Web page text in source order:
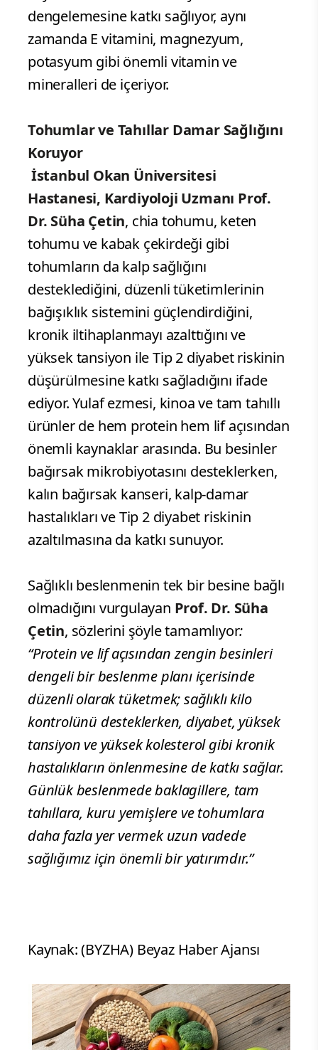
dengelemesine katkı sağlıyor, aynı
zamanda E vitamini, magnezyum,
potasyum gibi önemli vitamin ve
mineralleri de içeriyor.
Tohumlar ve Tahıllar Damar Sağlığını
Koruyor
İstanbul Okan Üniversitesi
Hastanesi, Kardiyoloji Uzmanı Prof.
Dr. Süha Çetin, chia tohumu, keten
tohumu ve kabak çekirdeği gibi
tohumların da kalp sağlığını
desteklediğini, düzenli tüketimlerinin
bağışıklık sistemini güçlendirdiğini,
kronik iltihaplanmayı azalttığını ve
yüksek tansiyon ile Tip 2 diyabet riskinin
düşürülmesine katkı sağladığını ifade
ediyor. Yulaf ezmesi, kinoa ve tam tahıllı
ürünler de hem protein hem lif açısından
önemli kaynaklar arasında. Bu besinler
bağırsak mikrobiyotasını desteklerken,
kalın bağırsak kanseri, kalp-damar
hastalıkları ve Tip 2 diyabet riskinin
azaltılmasına da katkı sunuyor.
Sağlıklı beslenmenin tek bir besine bağlı
olmadığını vurgulayan Prof. Dr. Süha
Çetin, sözlerini şöyle tamamlıyor:
“Protein ve lif açısından zengin besinleri
dengeli bir beslenme planı içerisinde
düzenli olarak tüketmek; sağlıklı kilo
kontrolünü desteklerken, diyabet, yüksek
tansiyon ve yüksek kolesterol gibi kronik
hastalıkların önlenmesine de katkı sağlar.
Günlük beslenmede baklagillere, tam
tahıllara, kuru yemişlere ve tohumlara
daha fazla yer vermek uzun vadede
sağlığımız için önemli bir yatırımdır.”
Kaynak: (BYZHA) Beyaz Haber Ajansı